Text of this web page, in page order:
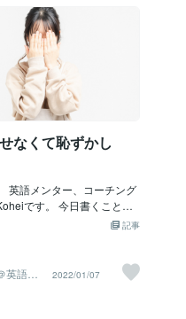
は、最低限の語彙力が必要
いる単語は、多いに越した
せんが、中学卒業レベルの
ておきたいです。ちなみに
ルは、英検3級レベルです。
5級から3級レベルの英単語
、ある程度の英語を理解で
ります。また、日本語の文
ールの異なる英語の文法ル
英文法の学習をサポートす
を出品しています。【サー
るまでの背景・想い】・
ポートするサービス」の背
「継続力」です。幼少期か
た能力を持ち合わせていま
そんな私は、地道に継続し
いつくしか方法がありませ
て、試行錯誤した結果
ウハウ・マインドセット」
ことができました。習慣化
っている方が多くいること
。「そういった悩みをお持
になれないか」と考えた結
でサービスを出品すること
。・「英文法の学習をサポ
ビス」の背景私は2年前にア
行く予定でした。しか
なくて恥ずかし
英語メンター、コーチング
です。 今日書くことは
いるように見えますが、最
りの友人で昔からよく聞く
全然出来なくて、恥ずかし
」 今の成人の方は中学高校
記事
語面
会話
2022/01/07